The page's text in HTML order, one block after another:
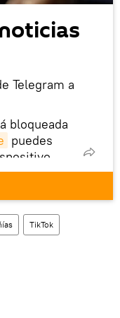
Telegram a
bloqueada
puedes
la red
TikTok